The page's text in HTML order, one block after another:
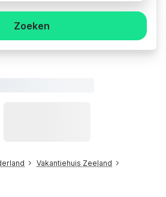
Zoeken
Vakantiehuis Zeeland